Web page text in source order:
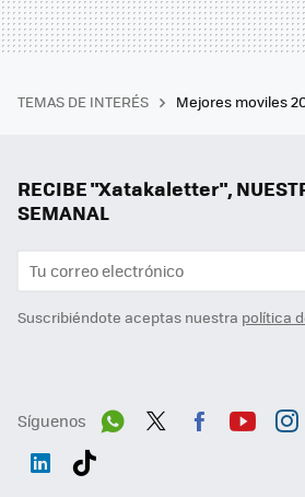
TEMAS DE INTERÉS Mejores moviles
RECIBE "Xatakaletter",
SEMANAL
Suscribiéndote aceptas nuestra política
Síguenos